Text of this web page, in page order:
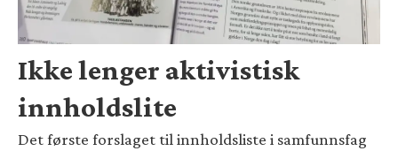
Ikke lenger aktivistisk
innholdslite
Det første forslaget til innholdsliste i samfunnsfag